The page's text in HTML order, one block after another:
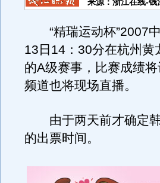
“精瑞运动杯”2007中
13日14：30分在杭州黄
的A级赛事，比赛成绩
频道也将现场直播。
由于两天前才确定韩
的出票时间。